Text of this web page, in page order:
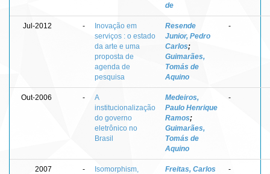
de
Jul-2012 -
Inovação em
serviços : o estado
da arte e uma
proposta de
agenda de
pesquisa
Resende
Junior, Pedro
Carlos;
Guimarães,
Tomás de
Aquino
-
Out-2006 -
A
institucionalização
do governo
eletrônico no
Brasil
Medeiros,
Paulo Henrique
Ramos;
Guimarães,
Tomás de
Aquino
-
2007 -
Isomorphism,
Freitas, Carlos
-